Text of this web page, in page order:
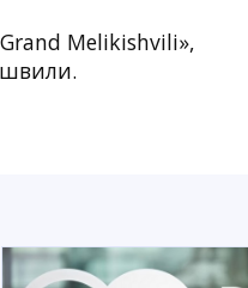
Melikishvili»,